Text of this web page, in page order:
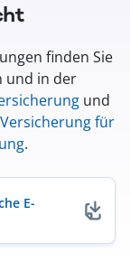
finden Sie
und in der
und
für
.
E-